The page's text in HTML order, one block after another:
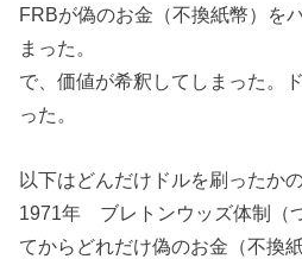
FRBが偽のお金（不換紙幣）を
まった。
で、価値が希釈してしまった。
った。
以下はどんだけドルを刷ったかの
1971年 ブレトンウッズ体制（
てからどれだけ偽のお金（不換